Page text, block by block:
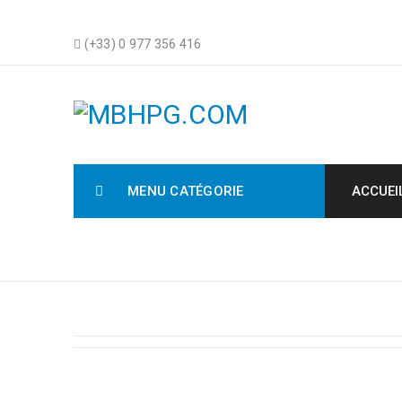
(+33) 0 977 356 416
MENU CATÉGORIE